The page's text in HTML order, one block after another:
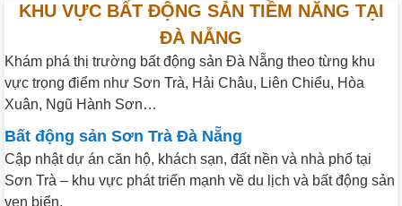
KHU VỰC BẤT ĐỘNG SẢN TIỀM NĂNG TẠI
ĐÀ NẴNG
Khám phá thị trường bất động sản Đà Nẵng theo từng khu
vực trọng điểm như Sơn Trà, Hải Châu, Liên Chiểu, Hòa
Xuân, Ngũ Hành Sơn…
Bất động sản Sơn Trà Đà Nẵng
Cập nhật dự án căn hộ, khách sạn, đất nền và nhà phố tại
Sơn Trà – khu vực phát triển mạnh về du lịch và bất động sản
ven biển.